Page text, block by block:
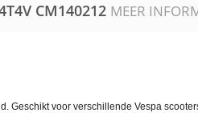
CM140212 MEER
Geschikt voor verschillende Vespa